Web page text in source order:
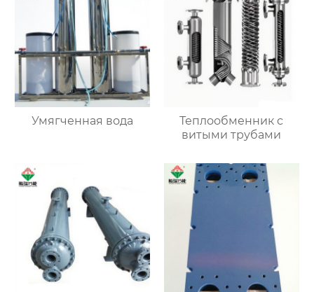
Умягченная вода
Теплообменник с
витыми трубами